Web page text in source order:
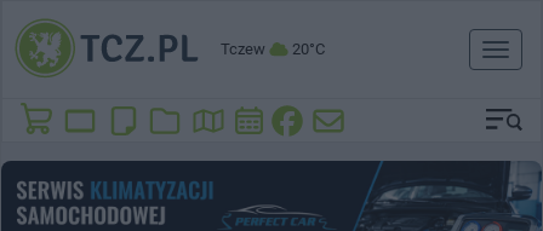
Tczew 20°C
Toggle